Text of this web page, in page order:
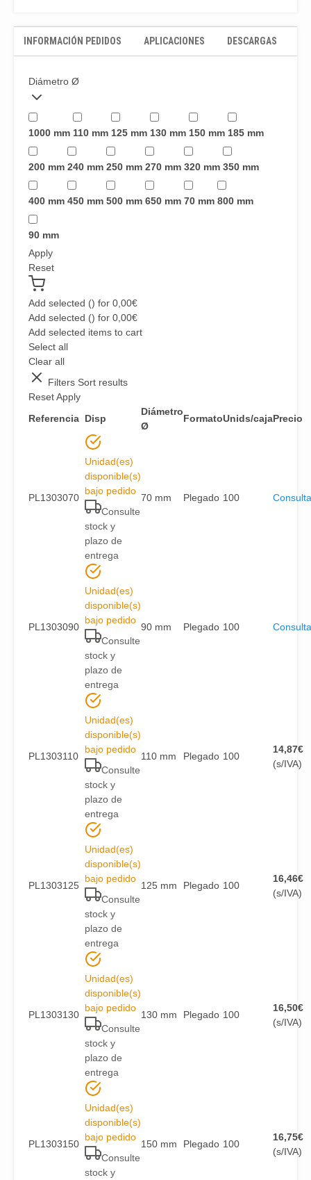
INFORMACIÓN PEDIDOS APLICACIONES DESCARGAS
Diámetro Ø
1000 mm 110 mm 125 mm 130 mm 150 mm 185 mm
200 mm 240 mm 250 mm 270 mm 320 mm 350 mm
400 mm 450 mm 500 mm 650 mm 70 mm 800 mm
90 mm
Apply
Reset
Add selected () for 0,00€
Add selected () for 0,00€
Add selected items to cart
Select all
Clear all
Filters Sort results
ResetApply
Referencia Disp
Diámetro
Ø
FormatoUnids/cajaPrecio
PL1303070
Unidad(es)
disponible(s)
bajo pedido
Consulte
stock y
plazo de
entrega
70 mm Plegado 100
PL1303090
Unidad(es)
disponible(s)
bajo pedido
Consulte
stock y
plazo de
entrega
90 mm Plegado 100
PL1303110
Unidad(es)
disponible(s)
bajo pedido
Consulte
stock y
plazo de
entrega
110 mm Plegado 100
14,87€
(s/IVA)
PL1303125
Unidad(es)
disponible(s)
bajo pedido
Consulte
stock y
plazo de
entrega
125 mm Plegado 100
16,46€
(s/IVA)
PL1303130
Unidad(es)
disponible(s)
bajo pedido
Consulte
stock y
plazo de
entrega
130 mm Plegado 100
16,50€
(s/IVA)
PL1303150
Unidad(es)
disponible(s)
bajo pedido
Consulte
stock y
150 mm Plegado 100
16,75€
(s/IVA)